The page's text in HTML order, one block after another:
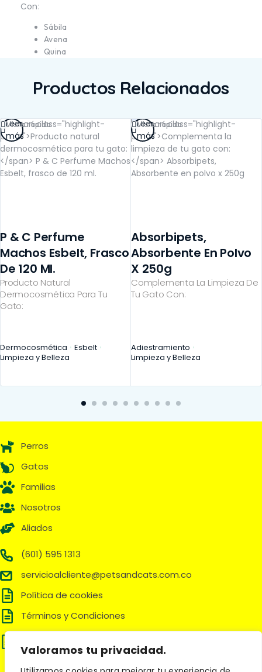
Valoramos tu privacidad.
Con:
Sábila
Avena
Quina
Productos Relacionados
Vista rápida
Producto Natural
Dermocosmética Para Tu
Gato:
P & C Perfume
Machos Esbelt, Frasco
De 120 Ml.
Dermocosmética
Esbelt
Limpieza y Belleza
Leer
más
Vista rápida
Complementa La Limpieza De
Tu Gato Con:
Absorbipets,
Absorbente En Polvo
X 250g
Adiestramiento
Limpieza y Belleza
Leer
más
Perros
Gatos
Familias
Nosotros
Aliados
(601) 595 1313
servicioalcliente@petsandcats.com.co
Política de cookies
Términos y Condiciones
Política de tratamiento de datos
personales